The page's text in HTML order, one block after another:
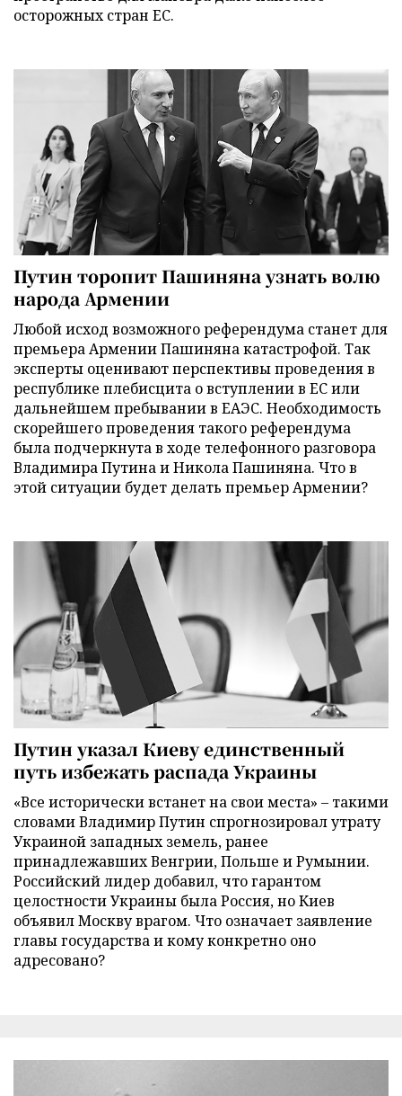
осторожных стран ЕС.
Путин торопит Пашиняна узнать волю
народа Армении
Любой исход возможного референдума станет для
премьера Армении Пашиняна катастрофой. Так
эксперты оценивают перспективы проведения в
республике плебисцита о вступлении в ЕС или
дальнейшем пребывании в ЕАЭС. Необходимость
скорейшего проведения такого референдума
была подчеркнута в ходе телефонного разговора
Владимира Путина и Никола Пашиняна. Что в
этой ситуации будет делать премьер Армении?
Путин указал Киеву единственный
путь избежать распада Украины
«Все исторически встанет на свои места» – такими
словами Владимир Путин спрогнозировал утрату
Украиной западных земель, ранее
принадлежавших Венгрии, Польше и Румынии.
Российский лидер добавил, что гарантом
целостности Украины была Россия, но Киев
объявил Москву врагом. Что означает заявление
главы государства и кому конкретно оно
адресовано?